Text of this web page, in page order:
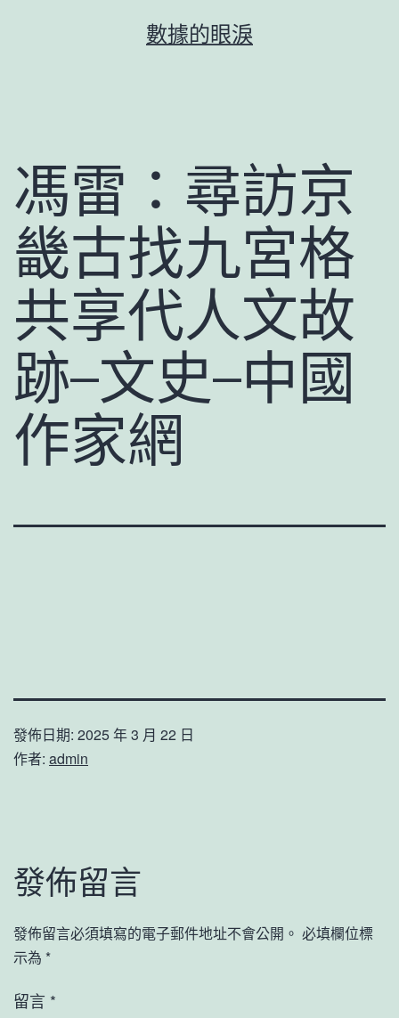
數據的眼淚
馮雷：尋訪京
畿古找九宮格
共享代人文故
跡–文史–中國
作家網
發佈日期: 2025 年 3 月 22 日
作者: admin
發佈留言
發佈留言必須填寫的電子郵件地址不會公開。 必填欄位標
示為 *
留言 *